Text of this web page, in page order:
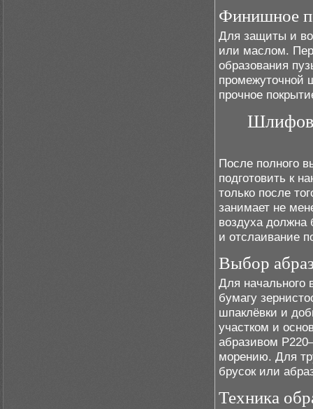
Финишное
Для защиты и
или маслом.
образования
промежуточной
прочное
После полного
подготовить к
только после
занимает не
воздуха должна
и отслаивание
Выбор
Для начального
бумагу
шпаклёвки и
участком и
абразивом
морению. Для
брусок или
Техника